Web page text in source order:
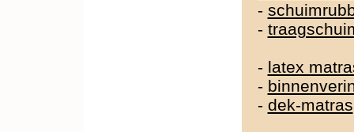
-
-
- latex
-
- dek-matras